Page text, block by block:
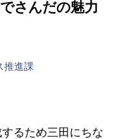
さんだの魅力
進課
るため三田にちな